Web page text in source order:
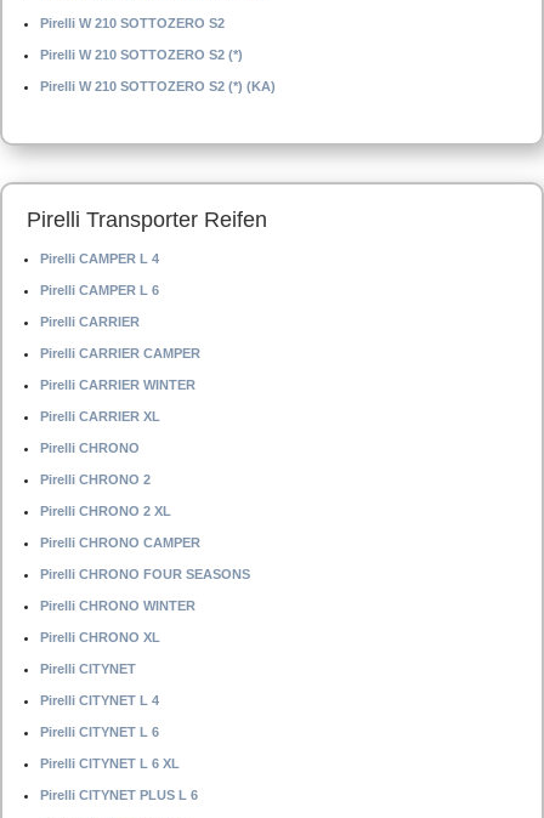
Pirelli W 210 SOTTOZERO S2
Pirelli W 210 SOTTOZERO S2 (*)
Pirelli W 210 SOTTOZERO S2 (*) (KA)
Pirelli Transporter Reifen
Pirelli CAMPER L 4
Pirelli CAMPER L 6
Pirelli CARRIER
Pirelli CARRIER CAMPER
Pirelli CARRIER WINTER
Pirelli CARRIER XL
Pirelli CHRONO
Pirelli CHRONO 2
Pirelli CHRONO 2 XL
Pirelli CHRONO CAMPER
Pirelli CHRONO FOUR SEASONS
Pirelli CHRONO WINTER
Pirelli CHRONO XL
Pirelli CITYNET
Pirelli CITYNET L 4
Pirelli CITYNET L 6
Pirelli CITYNET L 6 XL
Pirelli CITYNET PLUS L 6